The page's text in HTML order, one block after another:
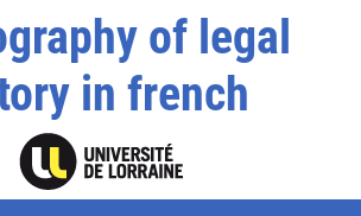
of legal
in french